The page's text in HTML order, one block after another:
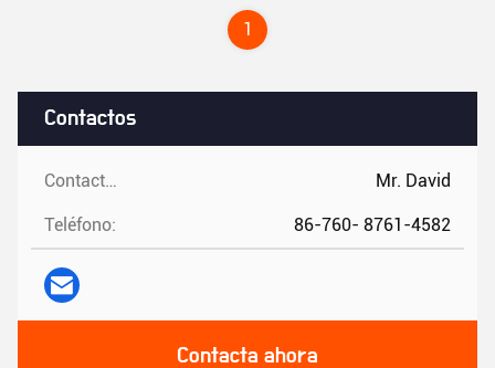
Contactos
Contactos: Mr. David
Teléfono: 86-760- 8761-4582
Contacta ahora
1